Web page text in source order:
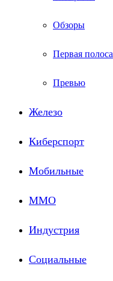
Обзоры
Первая полоса
Превью
Железо
Киберспорт
Мобильные
ММО
Индустрия
Социальные